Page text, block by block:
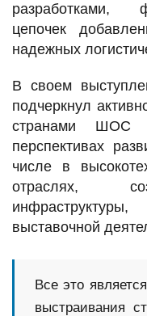
разработками,
цепочек
надежных
В своем
подчеркнул
странами ШОС
перспективах
числе в
отраслях,
выставочной
Все это
выстраивания